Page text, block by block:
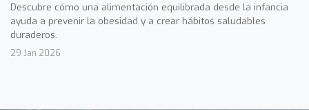
Descubre cómo una alimentación equilibrada desde la infancia
ayuda a prevenir la obesidad y a crear hábitos saludables
duraderos.
29 Jan 2026